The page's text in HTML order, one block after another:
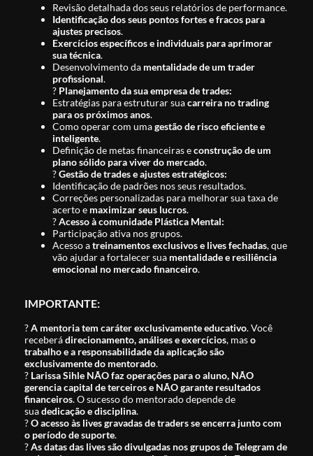
Revisão detalhada dos seus relatórios de performance.
Identificação dos seus pontos fortes e fracos para
ajustes precisos.
Exercícios específicos e individuais para aprimorar
sua técnica.
Desenvolvimento da mentalidade de um trader
profissional.
? Planejamento da sua empresa de trades:
Estratégias para estruturar suacarreira no trading
para os próximos anos.
Como operar com umagestão de risco eficiente e
inteligente.
Definição de metas financeiras econstrução de um
plano sólido para viver do mercado.
?Gestão de trades e ajustes estratégicos:
Identificação de padrões nos seus resultados.
Correções personalizadas para melhorar sua taxa de
acerto e maximizar seus lucros.
?Acesso à comunidade Plástica Mental:
Participação ativa nos grupos.
Acesso atreinamentos exclusivos e lives fechadas, que
vão ajudar a fortalecer sua mentalidade e resiliência
emocional no mercado financeiro.
IMPORTANTE:
?A mentoria tem caráter exclusivamente educativo. Você
receberádirecionamento, análises e exercícios, maso
trabalho e a responsabilidade da aplicação são
exclusivamente do mentorado.
? Larissa Sihle NÃO faz operações para o aluno, NÃO
gerencia capital de terceiros e NÃO garante resultados
financeiros. O sucesso do mentorado depende de
suadedicação e disciplina.
?O acesso às lives gravadas de traders se encerra junto com
o período de suporte.
?As datas das lives são divulgadas nos grupos de Telegram de